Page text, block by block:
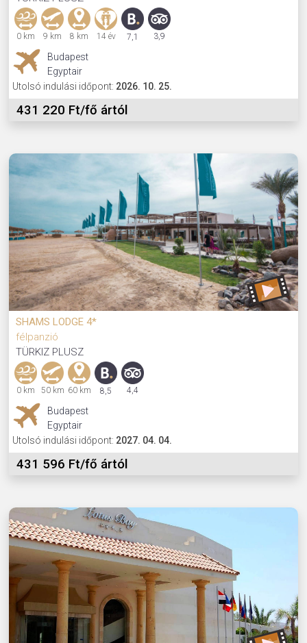
0 km 9 km 8 km 14 év 7,1 3,9
Budapest
Egyptair
Utolsó indulási időpont: 2026. 10. 25.
431 220 Ft/fő ártól
SHAMS LODGE 4*
félpanzió
TÜRKIZ PLUSZ
0 km 50 km 60 km 8,5 4,4
Budapest
Egyptair
Utolsó indulási időpont: 2027. 04. 04.
431 596 Ft/fő ártól